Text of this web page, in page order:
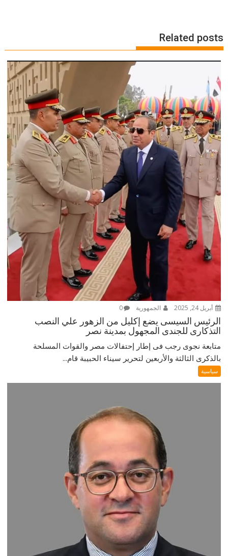
Related posts
أبريل 24, 2025 الجمهورية 0
الرئيس السيسى يضع إكليل من الزهور علي النصب
التذكارى للجندى المجهول بمدينة نصر
متابعة نجوى رجب فى إطار إحتفالات مصر والقوات المسلحة
بالذكرى الثالثة والأربعين لتحرير سيناء الحبيبة قام...
سياسية